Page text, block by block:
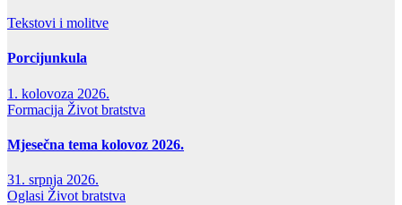
Tekstovi i molitve
Porcijunkula
1. kolovoza 2026.
Formacija Život bratstva
Mjesečna tema kolovoz 2026.
31. srpnja 2026.
Oglasi Život bratstva